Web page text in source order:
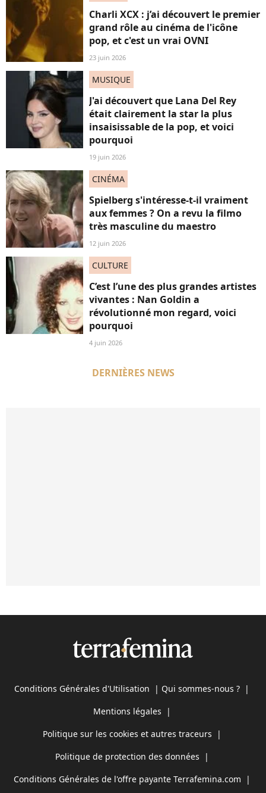
Charli XCX : j’ai découvert le premier
grand rôle au cinéma de l'icône
pop, et c'est un vrai OVNI
23 juin 2026
MUSIQUE
J'ai découvert que Lana Del Rey
était clairement la star la plus
insaisissable de la pop, et voici
pourquoi
19 juin 2026
CINÉMA
Spielberg s'intéresse-t-il vraiment
aux femmes ? On a revu la filmo
très masculine du maestro
12 juin 2026
CULTURE
C’est l’une des plus grandes artistes
vivantes : Nan Goldin a
révolutionné mon regard, voici
pourquoi
4 juin 2026
DERNIÈRES NEWS
Conditions Générales d'Utilisation | Qui sommes-nous ? |
Mentions légales |
Politique sur les cookies et autres traceurs |
Politique de protection des données |
Conditions Générales de l'offre payante Terrafemina.com |